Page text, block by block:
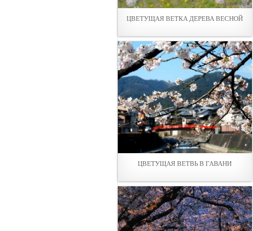
ЦВЕТУЩАЯ ВЕТКА ДЕРЕВА ВЕСНОЙ
ЦВЕТУЩАЯ ВЕТВЬ В ГАВАНИ